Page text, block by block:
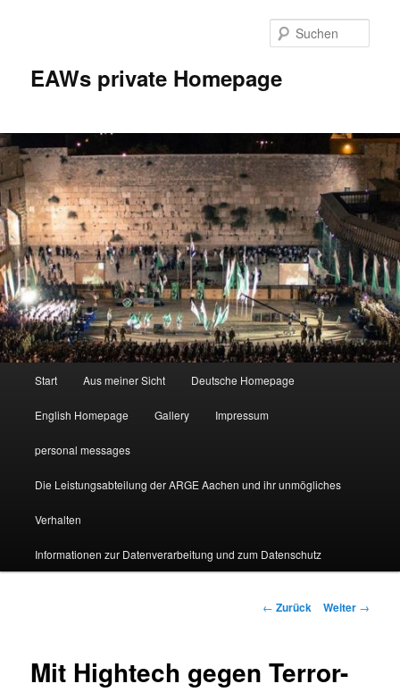
EAWs private Homepage
Start Aus meiner Sicht Deutsche Homepage
English Homepage Gallery Impressum
personal messages
Die Leistungsabteilung der ARGE Aachen und ihr unmögliches
Verhalten
Informationen zur Datenverarbeitung und zum Datenschutz
Beitragsnavigation
← Zurück Weiter →
Mit Hightech gegen Terror-